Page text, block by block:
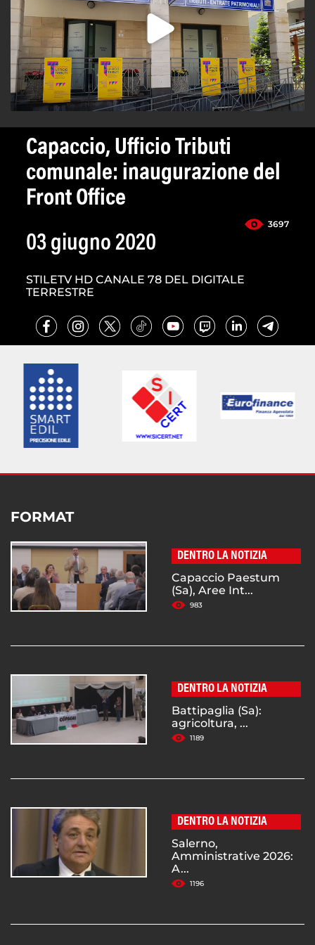
Capaccio, Ufficio Tributi
comunale: inaugurazione del
Front Office
3697
03 giugno 2020
STILETV HD CANALE 78 DEL DIGITALE
TERRESTRE
FORMAT
DENTRO LA NOTIZIA
Capaccio Paestum
(Sa), Aree Int...
983
DENTRO LA NOTIZIA
Battipaglia (Sa):
agricoltura, ...
1189
DENTRO LA NOTIZIA
Salerno,
Amministrative 2026:
A...
1196